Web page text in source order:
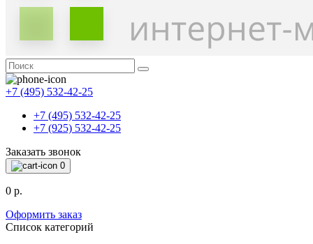
+7 (495) 532-42-25
+7 (495) 532-42-25
+7 (925) 532-42-25
Заказать звонок
0
0 р.
Оформить заказ
Список категорий